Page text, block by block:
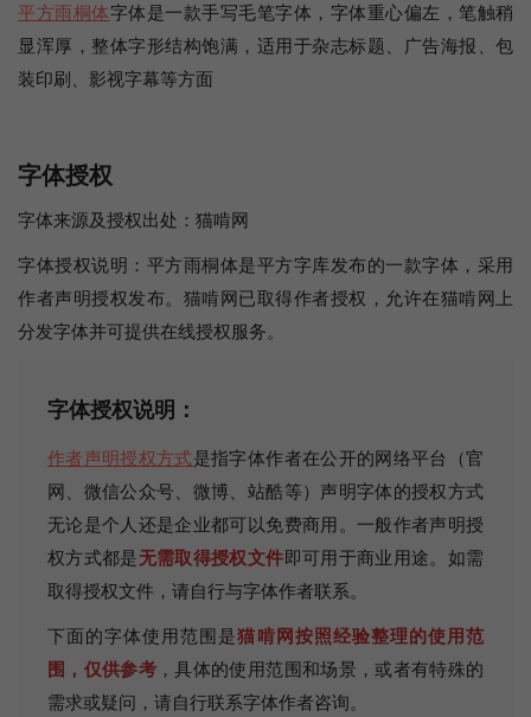
平方雨桐体字体是一款手写毛笔字体，字体重心偏左，笔触稍
显浑厚，整体字形结构饱满，适用于杂志标题、广告海报、包
装印刷、影视字幕等方面
字体授权
字体来源及授权出处：猫啃网
字体授权说明：平方雨桐体是平方字库发布的一款字体，采用
作者声明授权发布。猫啃网已取得作者授权，允许在猫啃网上
分发字体并可提供在线授权服务。
字体授权说明：
作者声明授权方式是指字体作者在公开的网络平台（官
网、微信公众号、微博、站酷等）声明字体的授权方式
无论是个人还是企业都可以免费商用。一般作者声明授
权方式都是无需取得授权文件即可用于商业用途。如需
取得授权文件，请自行与字体作者联系。
下面的字体使用范围是猫啃网按照经验整理的使用范
围，仅供参考 ，具体的使用范围和场景，或者有特殊的
需求或疑问，请自行联系字体作者咨询。